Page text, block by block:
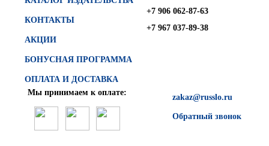
КОНТАКТЫ
АКЦИИ
БОНУСНАЯ ПРОГРАММА
ОПЛАТА И ДОСТАВКА
+7 906 062-87-63
+7 967 037-89-38
zakaz@russlo.ru
Обратный звонок
Мы принимаем к оплате: